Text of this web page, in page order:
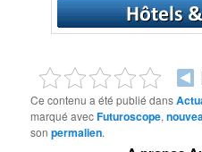
Ce contenu a été publié dans
marqué avecFuturoscope,
sonpermalien.